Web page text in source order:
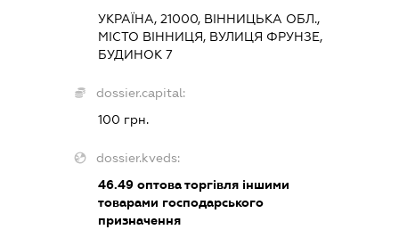
УКРАЇНА, 21000, ВІННИЦЬКА ОБЛ.,
МІСТО ВІННИЦЯ, ВУЛИЦЯ ФРУНЗЕ,
БУДИНОК 7
dossier.capital:
100 грн.
dossier.kveds:
46.49оптова торгівля іншими
товарами господарського
призначення